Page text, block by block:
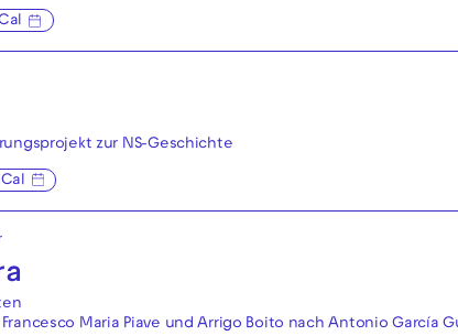
zur NS-Geschichte
Maria Piave und Arrigo Boito nach Antonio García